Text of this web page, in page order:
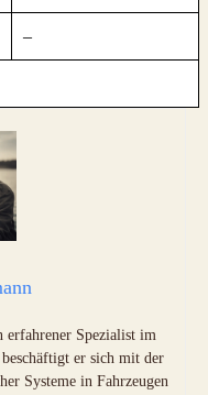
–
erfahrener Spezialist im
er sich mit der
Systeme in Fahrzeugen